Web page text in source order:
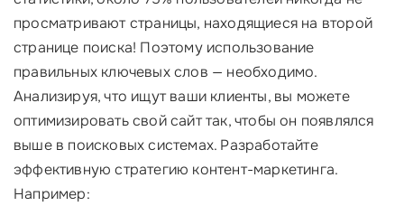
просматривают страницы, находящиеся на второй
странице поиска! Поэтому использование
правильных ключевых слов — необходимо.
Анализируя, что ищут ваши клиенты, вы можете
оптимизировать свой сайт так, чтобы он появлялся
выше в поисковых системах. Разработайте
эффективную стратегию контент-маркетинга.
Например: